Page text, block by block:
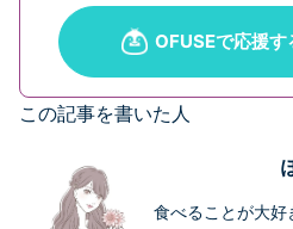
この記事を書いた人
食べることが大好